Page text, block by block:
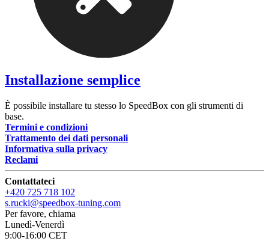
Installazione semplice
È possibile installare tu stesso lo SpeedBox con gli strumenti di
base.
Termini e condizioni
Trattamento dei dati personali
Informativa sulla privacy
Reclami
Contattateci
+420 725 718 102
s.rucki@speedbox-tuning.com
Per favore, chiama
Lunedì-Venerdì
9:00-16:00 CET